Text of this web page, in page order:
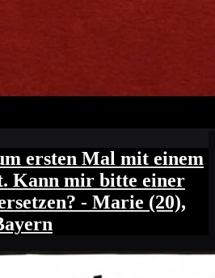
ersten Mal mit einem
Kann mir bitte einer
- Marie (20),